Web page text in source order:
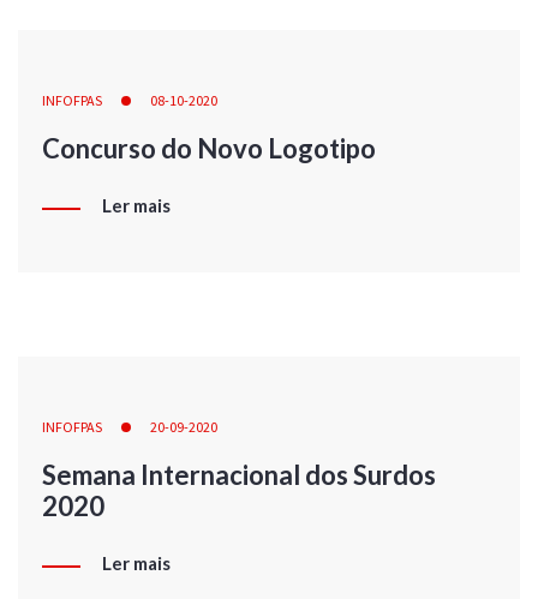
INFOFPAS 08-10-2020
Concurso do Novo Logotipo
Ler mais
INFOFPAS 20-09-2020
Semana Internacional dos Surdos
2020
Ler mais